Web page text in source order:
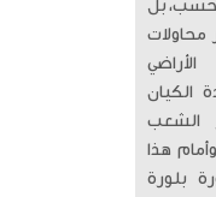
بل
الكيان
الشعب
هذا
بلورة